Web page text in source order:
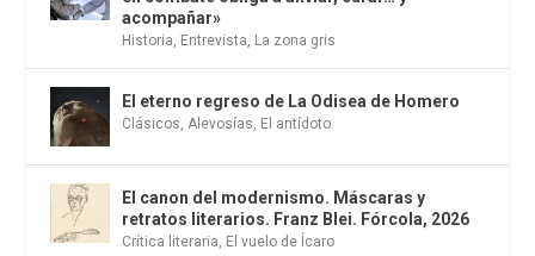
acompañar»
Historia, Entrevista, La zona gris
El eterno regreso de La Odisea de Homero
Clásicos,Alevosías, El antídoto
El canon del modernismo. Máscaras y
retratos literarios. Franz Blei. Fórcola, 2026
Crítica literaria, El vuelo de Ícaro